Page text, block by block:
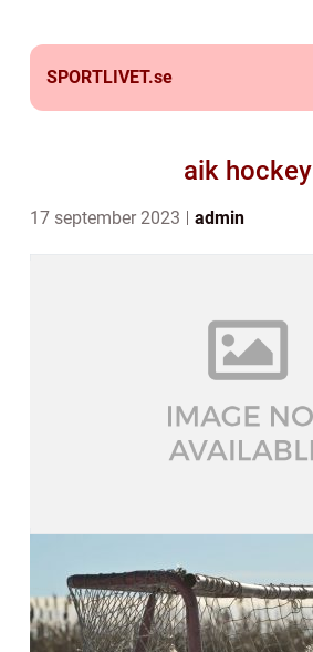
SPORTLIVET.se
aik hockey
17 september 2023 admin